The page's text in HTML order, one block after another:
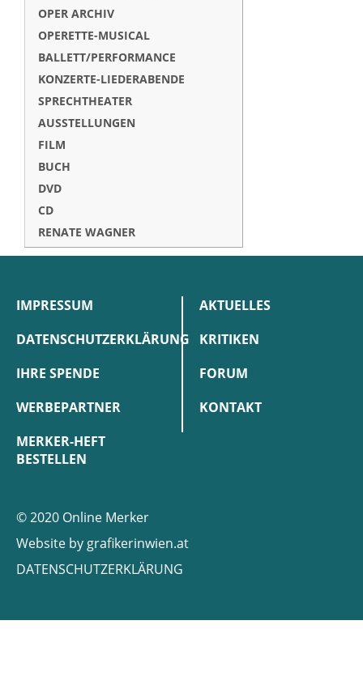
OPER ARCHIV
OPERETTE-MUSICAL
BALLETT/PERFORMANCE
KONZERTE-LIEDERABENDE
SPRECHTHEATER
AUSSTELLUNGEN
FILM
BUCH
DVD
CD
RENATE WAGNER
IMPRESSUM
DATENSCHUTZERKLÄRUNG
IHRE SPENDE
WERBEPARTNER
MERKER-HEFT
BESTELLEN
AKTUELLES
KRITIKEN
FORUM
KONTAKT
© 2020 Online Merker
Website by grafikerinwien.at
DATENSCHUTZERKLÄRUNG